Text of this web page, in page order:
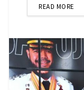
READ MORE